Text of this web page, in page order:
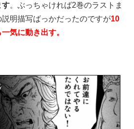
す。ぶっちゃければ2巻のラストま
明描写ばっかだったのですが10
気に動き出す。